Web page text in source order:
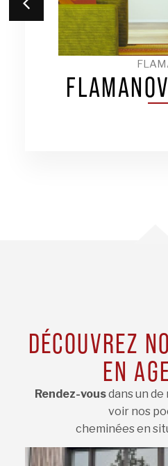
DÉCOUVREZ
EN
Rendez-vousdans un de
voir nos
cheminées en